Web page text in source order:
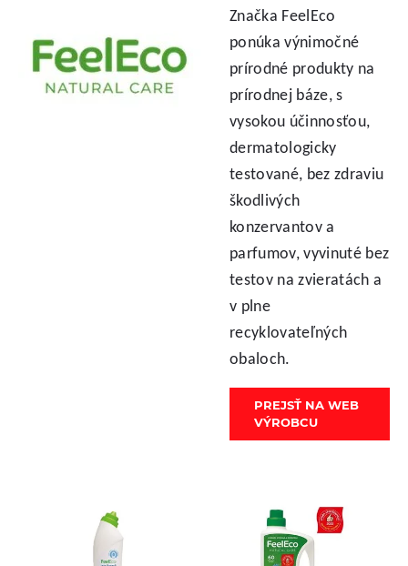
Značka FeelEco
ponúka výnimočné
prírodné produkty na
prírodnej báze, s
vysokou účinnosťou,
dermatologicky
testované, bez zdraviu
škodlivých
konzervantov a
parfumov, vyvinuté bez
testov na zvieratách a
v plne
recyklovateľných
obaloch.
PREJSŤ NA WEB
VÝROBCU